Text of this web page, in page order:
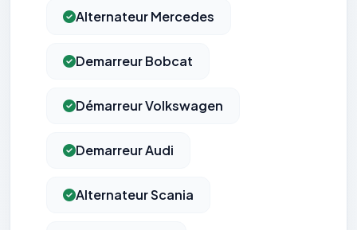
Alternateur Mercedes
Demarreur Bobcat
Démarreur Volkswagen
Demarreur Audi
Alternateur Scania